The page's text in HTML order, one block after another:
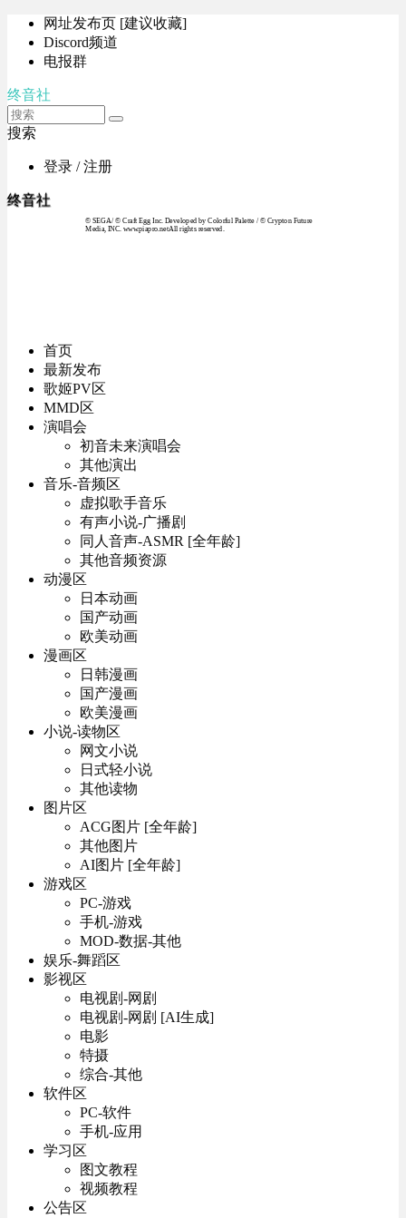
网址发布页 [建议收藏]
Discord频道
电报群
终音社
搜索
登录 / 注册
终音社
© SEGA / © Craft Egg Inc. Developed by Colorful Palette / © Crypton Future
Media, INC. www.piapro.netAll rights reserved.
首页
最新发布
歌姬PV区
MMD区
演唱会
初音未来演唱会
其他演出
音乐-音频区
虚拟歌手音乐
有声小说-广播剧
同人音声-ASMR [全年龄]
其他音频资源
动漫区
日本动画
国产动画
欧美动画
漫画区
日韩漫画
国产漫画
欧美漫画
小说-读物区
网文小说
日式轻小说
其他读物
图片区
ACG图片 [全年龄]
其他图片
AI图片 [全年龄]
游戏区
PC-游戏
手机-游戏
MOD-数据-其他
娱乐-舞蹈区
影视区
电视剧-网剧
电视剧-网剧 [AI生成]
电影
特摄
综合-其他
软件区
PC-软件
手机-应用
学习区
图文教程
视频教程
公告区